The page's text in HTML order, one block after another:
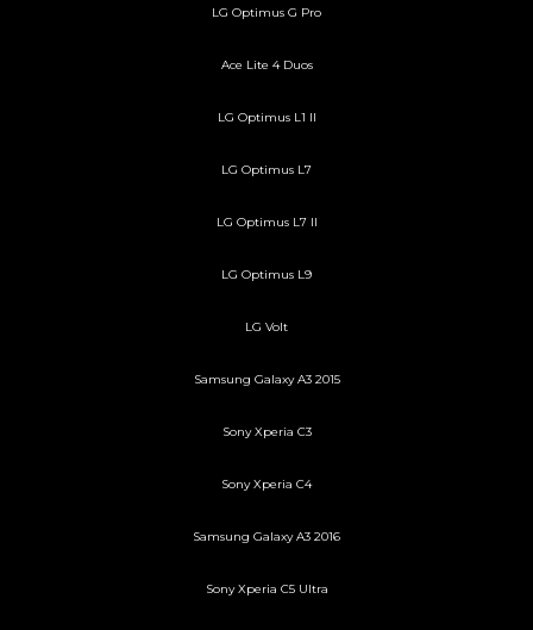
LG Optimus G Pro
Ace Lite 4 Duos
LG Optimus L1 II
LG Optimus L7
LG Optimus L7 II
LG Optimus L9
LG Volt
Samsung Galaxy A3 2015
Sony Xperia C3
Sony Xperia C4
Samsung Galaxy A3 2016
Sony Xperia C5 Ultra